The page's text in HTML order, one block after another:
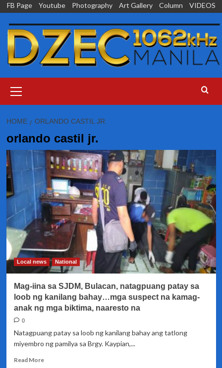
Skip
content
FB Page Youtube Photography Art Gallery Column VIDEOS
Menu
HOME ORLANDO CASTIL JR.
orlando castil jr.
Local news National
Mag-iina sa SJDM, Bulacan, natagpuang patay sa
loob ng kanilang bahay…mga suspect na kamag-
anak ng mga biktima, naaresto na
0
Natagpuang patay sa loob ng kanilang bahay ang tatlong
miyembro ng pamilya sa Brgy. Kaypian,...
Read MoreRead